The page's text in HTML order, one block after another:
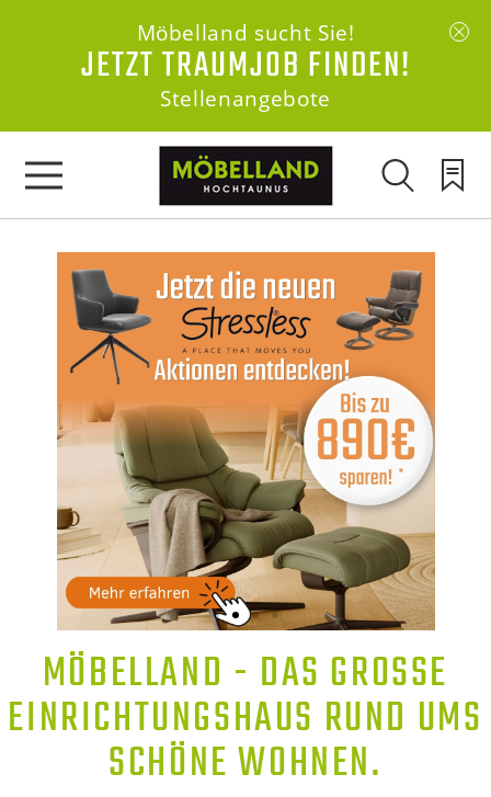
Möbelland sucht Sie!
JETZT TRAUMJOB FINDEN!
Stellenangebote
MÖBELLAND - DAS GROSSE E
INRICHTUNGSHAUS RUND UMS S
CHÖNE WOHNEN.